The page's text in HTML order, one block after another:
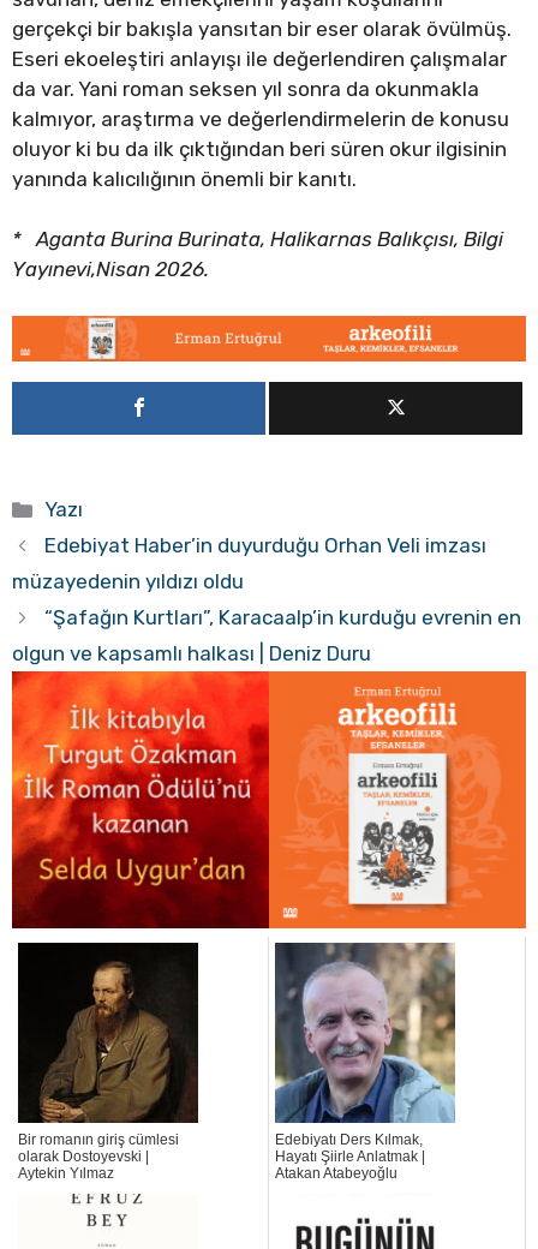
gerçekçi bir bakışla yansıtan bir eser olarak övülmüş.
Eseri ekoeleştiri anlayışı ile değerlendiren çalışmalar
da var. Yani roman seksen yıl sonra da okunmakla
kalmıyor, araştırma ve değerlendirmelerin de konusu
oluyor ki bu da ilk çıktığından beri süren okur ilgisinin
yanında kalıcılığının önemli bir kanıtı.
*Aganta Burina Burinata, Halikarnas Balıkçısı, Bilgi
Yayınevi,Nisan 2026.
Kategoriler
Yazı
Edebiyat Haber’in duyurduğu Orhan Veli imzası
müzayedenin yıldızı oldu
“Şafağın Kurtları”, Karacaalp’in kurduğu evrenin en
olgun ve kapsamlı halkası | Deniz Duru
Bir romanın giriş cümlesi
olarak Dostoyevski |
Aytekin Yılmaz
Edebiyatı Ders Kılmak,
Hayatı Şiirle Anlatmak |
Atakan Atabeyoğlu